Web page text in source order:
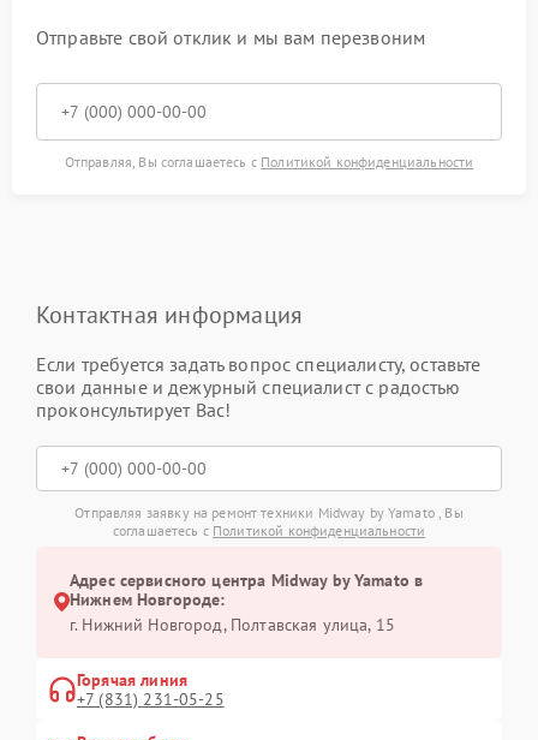
Отправьте свой отклик и мы вам перезвоним
Отправляя, Вы соглашаетесь с Политикой конфиденциальности
Контактная информация
Если требуется задать вопрос специалисту, оставьте
свои данные и дежурный специалист с радостью
проконсультирует Вас!
Отправляя заявку на ремонт техники Midway by Yamato , Вы
соглашаетесь с Политикой конфиденциальности
Адрес сервисного центра Midway by Yamato в
Нижнем Новгороде:
г. Нижний Новгород, Полтавская улица, 15
Горячая линия
+7 (831) 231-05-25